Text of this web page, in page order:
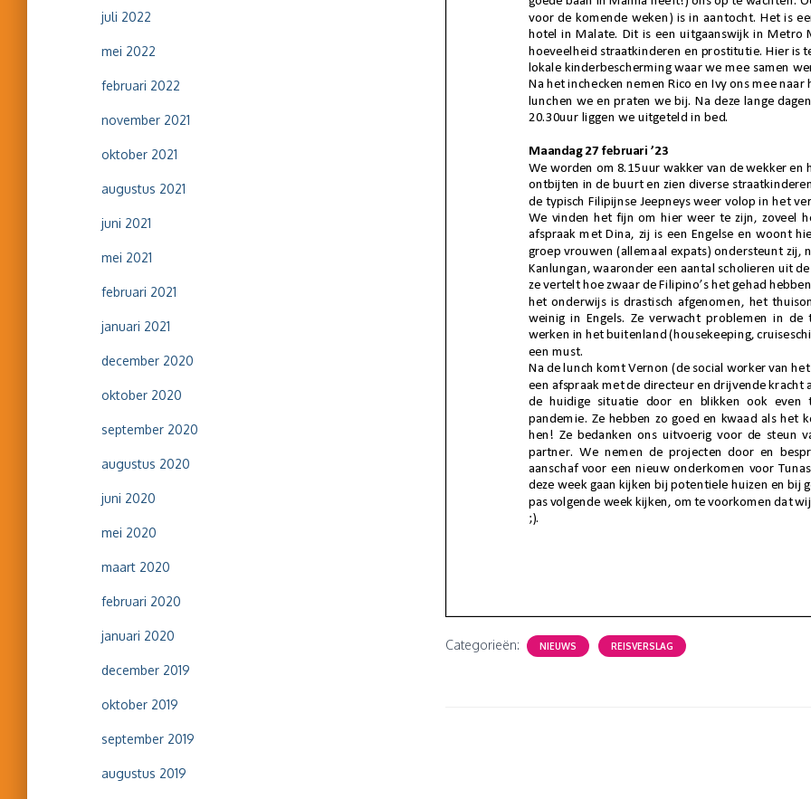
juli 2022
mei 2022
februari 2022
november 2021
oktober 2021
augustus 2021
juni 2021
mei 2021
februari 2021
januari 2021
december 2020
oktober 2020
september 2020
augustus 2020
juni 2020
mei 2020
maart 2020
februari 2020
januari 2020
december 2019
oktober 2019
september 2019
augustus 2019
Categorieën: NIEUWS REISVERSLAG